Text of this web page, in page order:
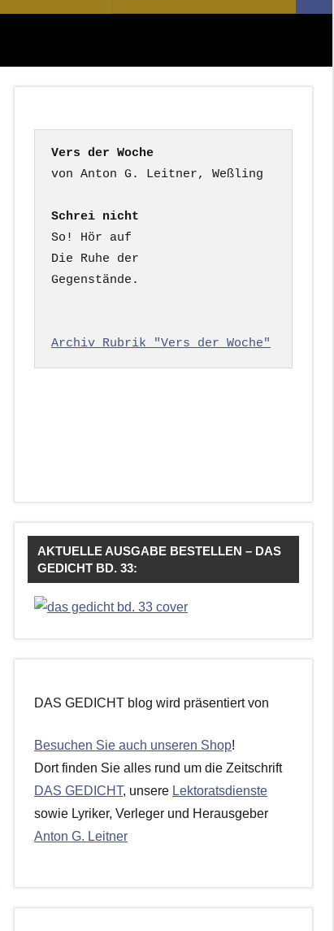
nach:
Vers der Woche
Schrei nicht
So! Hör auf
Die Ruhe der
Gegenstände.
Archiv Rubrik "Vers der Woche"
AKTUELLE AUSGABE BESTELLEN – DAS
GEDICHT BD. 33:
DAS GEDICHT blog wird präsentiert von
Besuchen Sie auch unseren Shop!
Dort finden Sie alles rund um die Zeitschrift
DAS GEDICHT, unsere Lektoratsdienste
sowie Lyriker, Verleger und Herausgeber
Anton G. Leitner